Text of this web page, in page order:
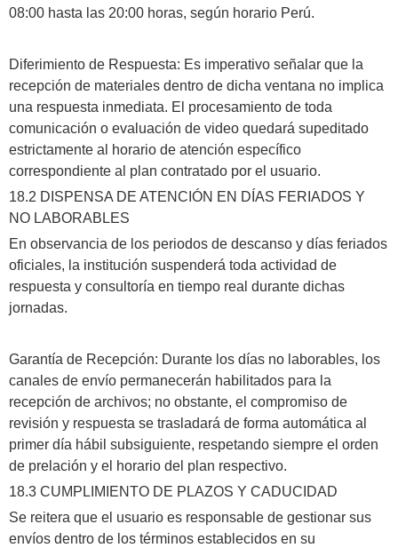
08:00 hasta las 20:00 horas, según horario Perú.
Diferimiento de Respuesta: Es imperativo señalar que la
recepción de materiales dentro de dicha ventana no implica
una respuesta inmediata. El procesamiento de toda
comunicación o evaluación de video quedará supeditado
estrictamente al horario de atención específico
correspondiente al plan contratado por el usuario.
18.2 DISPENSA DE ATENCIÓN EN DÍAS FERIADOS Y
NO LABORABLES
​En observancia de los periodos de descanso y días feriados
oficiales, la institución suspenderá toda actividad de
respuesta y consultoría en tiempo real durante dichas
jornadas.
Garantía de Recepción: Durante los días no laborables, los
canales de envío permanecerán habilitados para la
recepción de archivos; no obstante, el compromiso de
revisión y respuesta se trasladará de forma automática al
primer día hábil subsiguiente, respetando siempre el orden
de prelación y el horario del plan respectivo.
18.3 CUMPLIMIENTO DE PLAZOS Y CADUCIDAD
​Se reitera que el usuario es responsable de gestionar sus
envíos dentro de los términos establecidos en su